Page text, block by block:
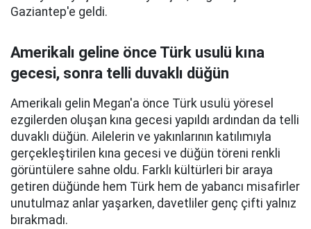
Gaziantep'e geldi.
Amerikalı geline önce Türk usulü kına
gecesi, sonra telli duvaklı düğün
Amerikalı gelin Megan'a önce Türk usulü yöresel
ezgilerden oluşan kına gecesi yapıldı ardından da telli
duvaklı düğün. Ailelerin ve yakınlarının katılımıyla
gerçekleştirilen kına gecesi ve düğün töreni renkli
görüntülere sahne oldu. Farklı kültürleri bir araya
getiren düğünde hem Türk hem de yabancı misafirler
unutulmaz anlar yaşarken, davetliler genç çifti yalnız
bırakmadı.